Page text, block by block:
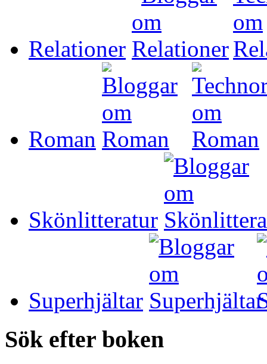
Relationer
Roman
Skönlitteratur
Superhjältar
Sök efter boken